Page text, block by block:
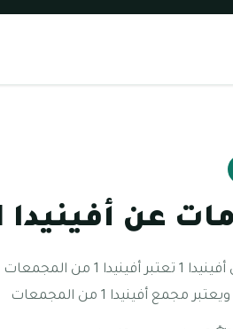
عن أفينيدا 1
معلومات عن أفينيدا
مجمع أفينيدا 1 من المجمعات